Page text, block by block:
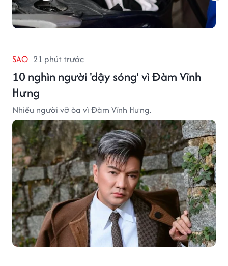
SAO 21 phút trước
10 nghìn người 'dậy sóng' vì Đàm Vĩnh
Hưng
Nhiều người vỡ òa vì Đàm Vĩnh Hưng.